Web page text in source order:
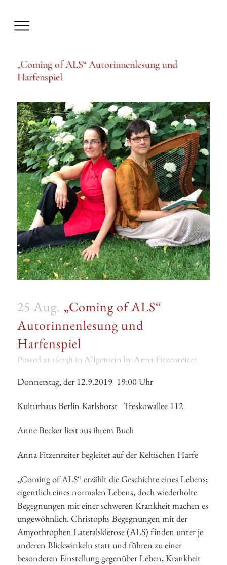
„Coming of ALS“ Autorinnenlesung und
Harfenspiel
25 Aug. „Coming of ALS“
Autorinnenlesung und
Harfenspiel
Posted at 16:23h in Allgemein by Anna Fitzenreiter
Donnerstag, der 12.9.2019 19:00 Uhr
Kulturhaus Berlin Karlshorst Treskowallee 112
Anne Becker liest aus ihrem Buch
Anna Fitzenreiter begleitet auf der Keltischen Harfe
„Coming of ALS“ erzählt die Geschichte eines Lebens;
eigentlich eines normalen Lebens, doch wiederholte
Begegnungen mit einer schweren Krankheit machen es
ungewöhnlich. Christophs Begegnungen mit der
Amyothrophen Lateralsklerose (ALS) finden unter je
anderen Blickwinkeln statt und führen zu einer
besonderen Einstellung gegenüber Leben, Krankheit